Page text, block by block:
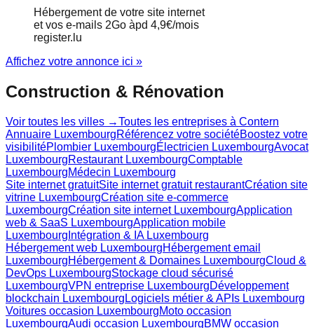
Hébergement de votre site internet
et vos e-mails 2Go àpd 4,9€/mois
register.lu
Affichez votre annonce ici »
Construction & Rénovation
Voir toutes les villes →Toutes les entreprises à Contern
Annuaire LuxembourgRéférencez votre sociétéBoostez votre
visibilitéPlombier LuxembourgÉlectricien LuxembourgAvocat
LuxembourgRestaurant LuxembourgComptable
LuxembourgMédecin Luxembourg
Site internet gratuitSite internet gratuit restaurantCréation site
vitrine LuxembourgCréation site e-commerce
LuxembourgCréation site internet LuxembourgApplication
web & SaaS LuxembourgApplication mobile
Luxembourg Intégration & IA Luxembourg
Hébergement web LuxembourgHébergement email
LuxembourgHébergement & Domaines LuxembourgCloud &
DevOps LuxembourgStockage cloud sécurisé
LuxembourgVPN entreprise LuxembourgDéveloppement
blockchain Luxembourg Logiciels métier & APIs Luxembourg
Voitures occasion LuxembourgMoto occasion
LuxembourgAudi occasion LuxembourgBMW occasion